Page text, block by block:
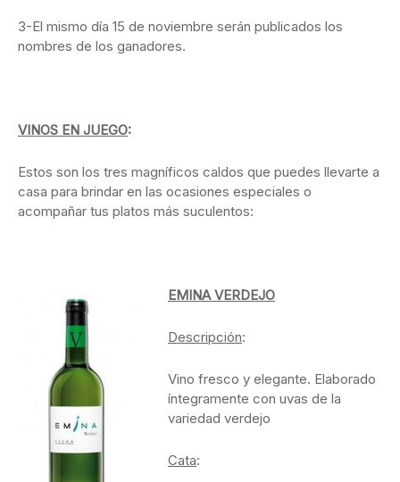
3-El mismo día 15 de noviembre serán publicados los
nombres de los ganadores.
VINOS EN JUEGO:
Estos son los tres magníficos caldos que puedes llevarte a
casa para brindar en las ocasiones especiales o
acompañar tus platos más suculentos:
EMINA VERDEJO
Descripción:
Vino fresco y elegante. Elaborado
íntegramente con uvas de la
variedad verdejo
Cata: